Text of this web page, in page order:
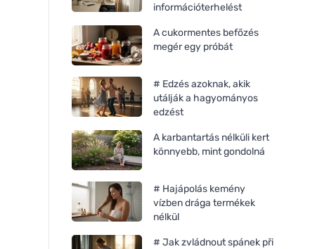
információterhelést
A cukormentes befőzés
megér egy próbát
# Edzés azoknak, akik
utálják a hagyományos
edzést
A karbantartás nélküli kert
könnyebb, mint gondolná
# Hajápolás kemény
vízben drága termékek
nélkül
# Jak zvládnout spánek při